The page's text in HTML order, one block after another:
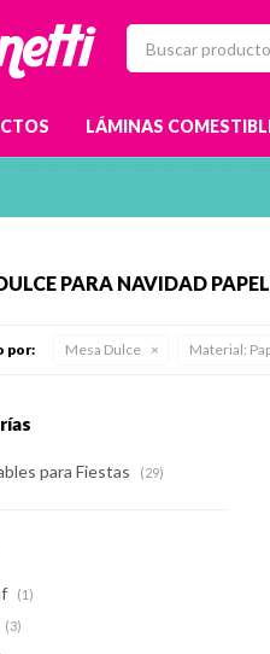
LÁMINAS
PARA NAVIDAD PAPEL
por: Mesa Dulce Material:
para Fiestas (29)
(1)
(3)